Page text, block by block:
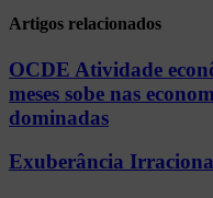
Artigos relacionados
OCDE Atividade
meses sobe nas
dominadas
Exuberância